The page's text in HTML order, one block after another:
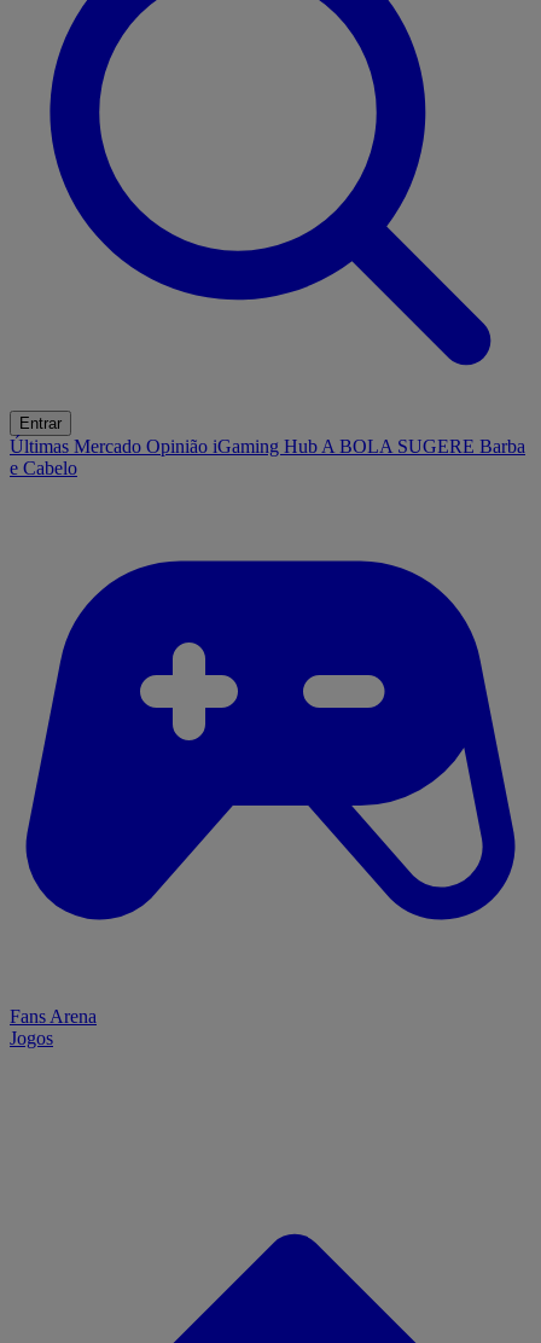
Entrar
Últimas Mercado Opinião iGaming Hub A BOLA SUGERE Barba
e Cabelo
Fans Arena
Jogos